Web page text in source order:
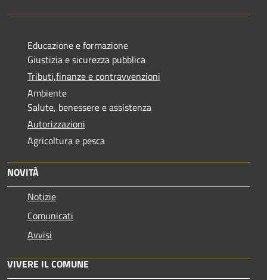
Educazione e formazione
Giustizia e sicurezza pubblica
Tributi,finanze e contravvenzioni
Ambiente
Salute, benessere e assistenza
Autorizzazioni
Agricoltura e pesca
NOVITÀ
Notizie
Comunicati
Avvisi
VIVERE IL COMUNE